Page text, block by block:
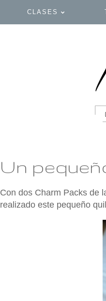
CLASES
Un
Con dos Charm Packs de
realizado este pequeño